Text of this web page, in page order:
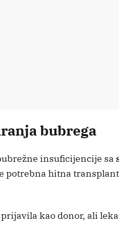
bubrega
insuficijencije sa
potrebna hitna
kao donor, ali